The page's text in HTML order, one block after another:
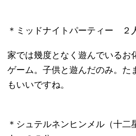
＊ミッドナイトパーティー
家では幾度となく遊んでいるお
ゲーム。子供と遊んだのみ。た
もいいですね。
＊シュテルネンヒンメル（十